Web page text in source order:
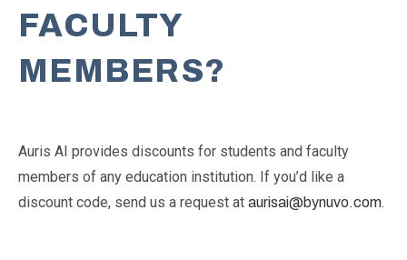
FACULTY
MEMBERS?
Auris AI provides discounts for students and faculty
members of any education institution. If you’d like a
discount code, send us a request at aurisai@bynuvo.com.